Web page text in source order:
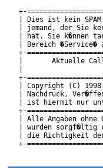
+-
| Dies ist kein
| jemand, der Sie
| hat. Sie k�nnen
| Bereich
+-
|       Aktuelle
+-
| Copyright (C)
| Nachdruck,
| ist hiermit nur
+-
| Alle Angaben
| wurden sorgf�ltig
| die Richtigkeit der